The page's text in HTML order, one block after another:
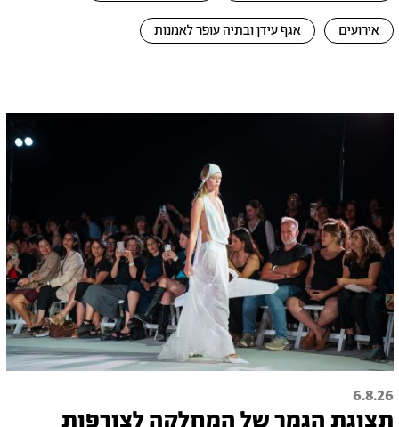
אירועים אגף עידן ובתיה עופר לאמנות
6.8.26